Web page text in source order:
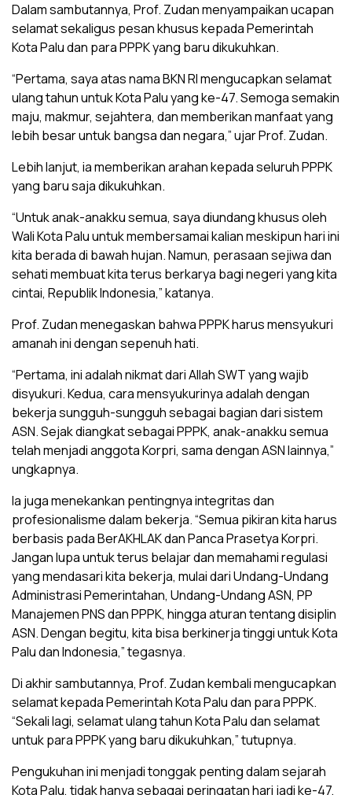
Dalam sambutannya, Prof. Zudan menyampaikan ucapan
selamat sekaligus pesan khusus kepada Pemerintah
Kota Palu dan para PPPK yang baru dikukuhkan.
“Pertama, saya atas nama BKN RI mengucapkan selamat
ulang tahun untuk Kota Palu yang ke-47. Semoga semakin
maju, makmur, sejahtera, dan memberikan manfaat yang
lebih besar untuk bangsa dan negara,” ujar Prof. Zudan.
Lebih lanjut, ia memberikan arahan kepada seluruh PPPK
yang baru saja dikukuhkan.
“Untuk anak-anakku semua, saya diundang khusus oleh
Wali Kota Palu untuk membersamai kalian meskipun hari ini
kita berada di bawah hujan. Namun, perasaan sejiwa dan
sehati membuat kita terus berkarya bagi negeri yang kita
cintai, Republik Indonesia,” katanya.
Prof. Zudan menegaskan bahwa PPPK harus mensyukuri
amanah ini dengan sepenuh hati.
“Pertama, ini adalah nikmat dari Allah SWT yang wajib
disyukuri. Kedua, cara mensyukurinya adalah dengan
bekerja sungguh-sungguh sebagai bagian dari sistem
ASN. Sejak diangkat sebagai PPPK, anak-anakku semua
telah menjadi anggota Korpri, sama dengan ASN lainnya,”
ungkapnya.
Ia juga menekankan pentingnya integritas dan
profesionalisme dalam bekerja. “Semua pikiran kita harus
berbasis pada BerAKHLAK dan Panca Prasetya Korpri.
Jangan lupa untuk terus belajar dan memahami regulasi
yang mendasari kita bekerja, mulai dari Undang-Undang
Administrasi Pemerintahan, Undang-Undang ASN, PP
Manajemen PNS dan PPPK, hingga aturan tentang disiplin
ASN. Dengan begitu, kita bisa berkinerja tinggi untuk Kota
Palu dan Indonesia,” tegasnya.
Di akhir sambutannya, Prof. Zudan kembali mengucapkan
selamat kepada Pemerintah Kota Palu dan para PPPK.
“Sekali lagi, selamat ulang tahun Kota Palu dan selamat
untuk para PPPK yang baru dikukuhkan,” tutupnya.
Pengukuhan ini menjadi tonggak penting dalam sejarah
Kota Palu, tidak hanya sebagai peringatan hari jadi ke-47,